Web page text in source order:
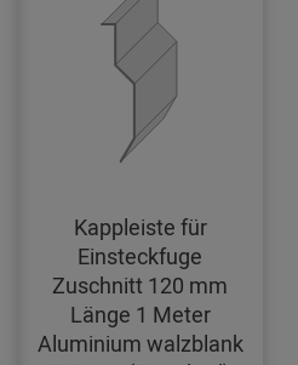
Kappleiste für
Einsteckfuge
Zuschnitt 120 mm
Länge 1 Meter
Aluminium walzblank